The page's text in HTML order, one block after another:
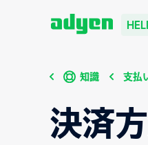
知識 支払
決済